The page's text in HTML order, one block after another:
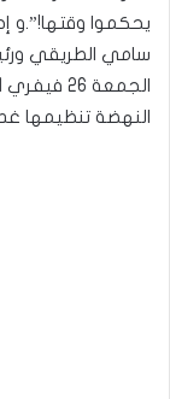
يحكموا وقتها!”.و
سامي الطريقي
النهضة تنظيمها